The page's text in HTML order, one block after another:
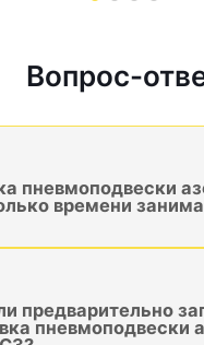
Вопрос-
пневмоподвески
времени
предварительно
пневмоподвески